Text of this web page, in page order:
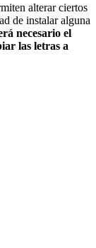
alterar ciertos
de instalar alguna
necesario el
las letras a